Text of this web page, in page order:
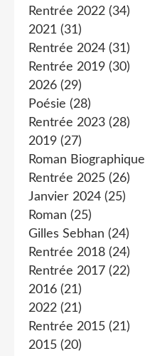
Rentrée 2022 (34)
2021 (31)
Rentrée 2024 (31)
Rentrée 2019 (30)
2026 (29)
Poésie (28)
Rentrée 2023 (28)
2019 (27)
Roman Biographique
Rentrée 2025 (26)
Janvier 2024 (25)
Roman (25)
Gilles Sebhan (24)
Rentrée 2018 (24)
Rentrée 2017 (22)
2016 (21)
2022 (21)
Rentrée 2015 (21)
2015 (20)